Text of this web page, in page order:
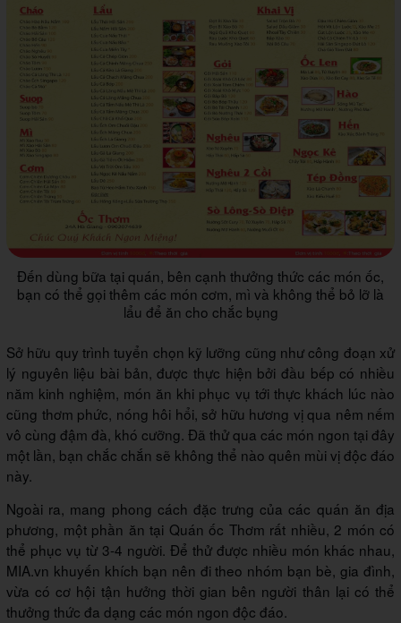
Đến dùng bữa tại quán, bên cạnh thưởng thức các món ốc,
bạn có thể gọi thêm các món cơm, mì và không thể bỏ lỡ là
lẩu để ăn cho chắc bụng
Sở hữu quy trình tuyển chọn kỹ lưỡng cũng như công đoạn xử
lý nguyên liệu bài bản, được thực hiện bởi đầu bếp có nhiều
năm kinh nghiệm, món ăn khi phục vụ tới thực khách lúc nào
cũng thơm phức, nóng hôi hổi, sở hữu hương vị qua nêm nếm
vô cùng đậm đà, khó cưỡng. Đã thử qua các món ngon tại đây
một lần, bạn chắc chắn sẽ không thể nào quên mùi vị độc đáo
này.
Ngoài ra, mang phong cách đặc trưng của các quán ăn địa
phương, một phần ăn tại Quán ốc Thơm rất nhiều, 2 món có
thể phục vụ từ 3-4 người. Để thử được nhiều món khác nhau,
MIA.vn khuyến khích bạn nên đi theo nhóm bạn bè, gia đình,
vừa có cơ hội tận hưởng thời gian bên người thân lại có thể
thưởng thức đa dạng các món ngon độc đáo.